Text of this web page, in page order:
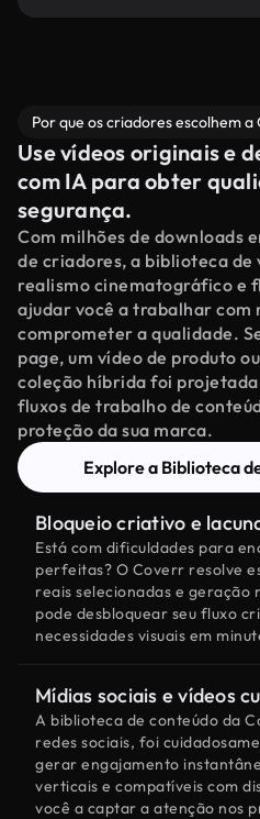
Por que os criadores escolhem a
Use vídeos originais e
com IA para obter
segurança.
Com milhões de downloads
de criadores, a biblioteca
realismo cinematográfico e
ajudar você a trabalhar com
comprometer a qualidade.
page, um vídeo de produto
coleção híbrida foi projetada
fluxos de trabalho de
proteção da sua marca.
Explore a Biblioteca
Bloqueio criativo e
Está com dificuldades para
perfeitas? O Coverr resolve
reais selecionadas e geração
pode desbloquear seu fluxo
necessidades visuais em
Mídias sociais e vídeos
A biblioteca de conteúdo da
redes sociais, foi
gerar engajamento
verticais e compatíveis com
você a captar a atenção nos